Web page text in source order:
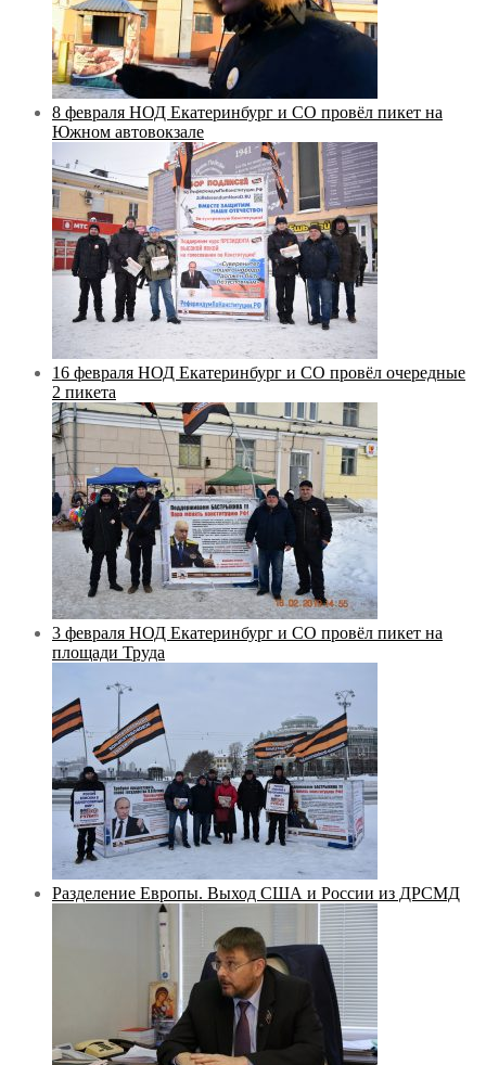
8 февраля НОД Екатеринбург и СО провёл пикет на
Южном автовокзале
16 февраля НОД Екатеринбург и СО провёл очередные
2 пикета
3 февраля НОД Екатеринбург и СО провёл пикет на
площади Труда
Разделение Европы. Выход США и России из ДРСМД